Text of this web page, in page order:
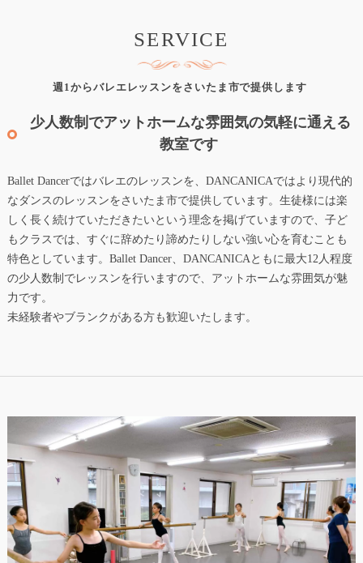
週1からバレエレッスンをさいたま市で提供します
SERVICE
少人数制でアットホームな雰囲気の気軽に通える
教室です
Ballet Dancerではバレエのレッスンを、DANCANICAではより現代的
なダンスのレッスンをさいたま市で提供しています。生徒様には楽
しく長く続けていただきたいという理念を掲げていますので、子ど
もクラスでは、すぐに辞めたり諦めたりしない強い心を育むことも
特色としています。Ballet Dancer、DANCANICAともに最大12人程度
の少人数制でレッスンを行いますので、アットホームな雰囲気が魅
力です。
未経験者やブランクがある方も歓迎いたします。